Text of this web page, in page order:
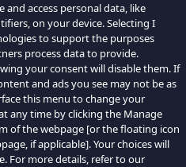
and access personal data, like
on your device. Selecting I
to support the purposes
process data to provide.
your consent will disable them. If
and ads you see may not be as
this menu to change your
any time by clicking the Manage
of the webpage [or the floating icon
if applicable]. Your choices will
For more details, refer to our